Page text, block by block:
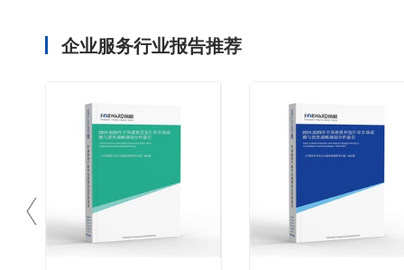
企业服务行业报告推荐